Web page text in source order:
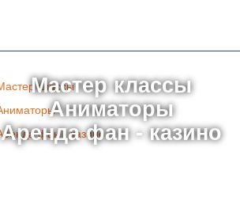
Мастер классы
Аниматоры
Аренда фан - казино